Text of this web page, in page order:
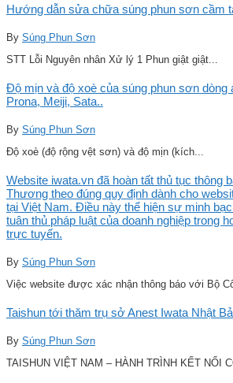
Hướng dẫn sửa chữa súng phun sơn cầm
By Súng Phun Sơn
STT Lỗi Nguyên nhân Xử lý 1 Phun giật giật...
Độ mịn và độ xoè của súng phun sơn dòng
Prona, Meiji, Sata..
By Súng Phun Sơn
Độ xoè (độ rộng vệt sơn) và độ mịn (kích...
Website iwata.vn đã hoàn tất thủ tục thông
Thương theo đúng quy định dành cho
tại Việt Nam. Điều này thể hiện sự minh
tuân thủ pháp luật của doanh nghiệp trong
trực tuyến.
By Súng Phun Sơn
Việc website được xác nhận thông báo với Bộ
Taishun tới thăm trụ sở Anest Iwata Nhật
By Súng Phun Sơn
TAISHUN VIỆT NAM – HÀNH TRÌNH KẾT NỐI